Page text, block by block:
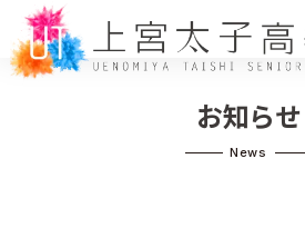
お知らせ